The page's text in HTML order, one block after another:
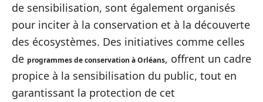
de sensibilisation, sont également organisés
pour inciter à la conservation et à la découverte
des écosystèmes. Des initiatives comme celles
de programmes de conservation à Orléans, offrent un cadre
propice à la sensibilisation du public, tout en
garantissant la protection de cet